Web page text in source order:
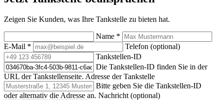
Zeigen Sie Kunden, was Ihre Tankstelle zu bieten hat.
Name *
E-Mail *
Telefon (optional)
Tankstellen-ID
Die Tankstellen-ID finden Sie in der
URL der Tankstellenseite. Adresse der Tankstelle
Bitte geben Sie die Tankstellen-ID
oder alternativ die Adresse an. Nachricht (optional)